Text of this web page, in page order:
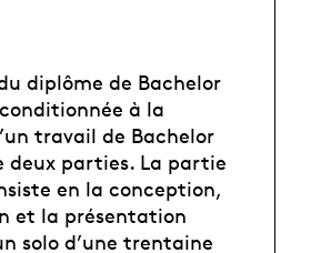
diplôme de Bachelor
à la
travail de Bachelor
deux parties. La partie
en la conception,
et la présentation
solo d’une trentaine